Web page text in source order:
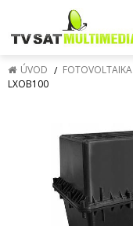
ÚVOD FOTOVOLTAIKA
LXOB100